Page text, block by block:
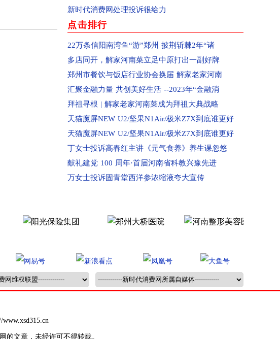
已收到：业主投诉永城市观湖壹号
已受理：海南孟女士投诉京东
已受理：河南濮阳市清丰县群众投诉清丰县玉都贵
已受理：河南汝州市群众投诉汝州市万路物业
已受理：河南安阳市业主投诉安阳华珍国际
已收到：河南安阳市群众投诉安阳北辰家园
已收到：开封朱女士反映恒大文化旅游城
新时代消费网处理投诉很给力
点击排行
22万条信阳南湾鱼“游”郑州 披荆斩棘2年“诸
多店同开，解家河南菜立足中原打出一副好牌
郑州市餐饮与饭店行业协会换届 解家老家河南
汇聚金融力量 共创美好生活 --2023年“金融消
拜祖寻根 | 解家老家河南菜成为拜祖大典战略
天猫魔屏NEW U2/坚果N1Air/极米Z7X到底谁更好
天猫魔屏NEW U2/坚果N1Air/极米Z7X到底谁更好
丁女士投诉高春红主讲《元气食养》养生课忽悠
献礼建党 100 周年·首届河南省科教兴豫先进
万女士投诉固青堂西洋参浓缩液夸大宣传
的文章，未经许可不得转载。